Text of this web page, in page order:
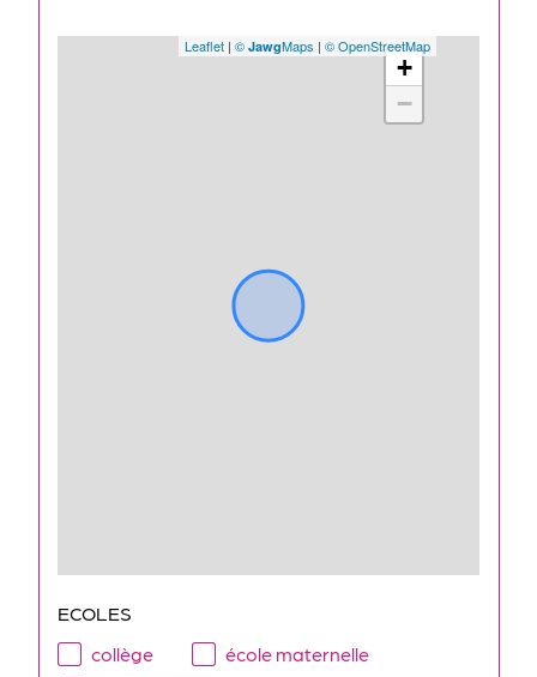
+
−
Leaflet | © JawgMaps | © OpenStreetMap
ECOLES
collège
école maternelle